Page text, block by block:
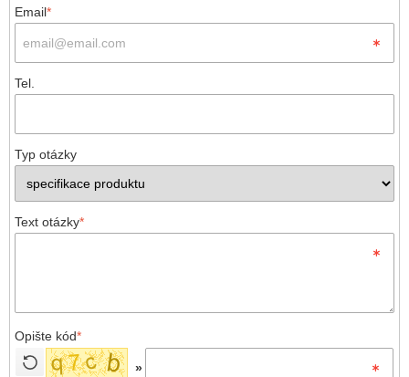
Email*
Tel.
Typ otázky
Text otázky*
Opište kód*
»